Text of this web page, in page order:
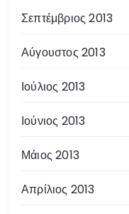
Σεπτέμβριος 2013
Αύγουστος 2013
Ιούλιος 2013
Ιούνιος 2013
Μάιος 2013
Απρίλιος 2013